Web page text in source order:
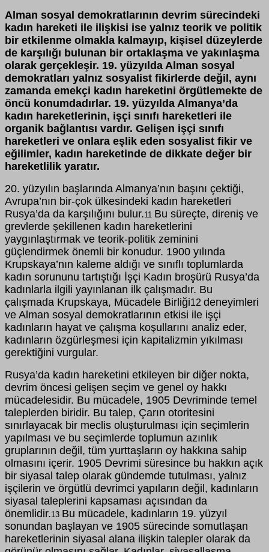
Alman sosyal demokratlarının devrim sürecindeki
kadın hareketi ile ilişkisi ise yalnız teorik ve politik
bir etkilenme olmakla kalmayıp, kişisel düzeylerde
de karşılığı bulunan bir ortaklaşma ve yakınlaşma
olarak gerçekleşir. 19. yüzyılda Alman sosyal
demokratları yalnız sosyalist fikirlerde değil, aynı
zamanda emekçi kadın hareketini örgütlemekte de
öncü konumdadırlar. 19. yüzyılda Almanya’da
kadın hareketlerinin, işçi sınıfı hareketleri ile
organik bağlantısı vardır. Gelişen işçi sınıfı
hareketleri ve onlara eşlik eden sosyalist fikir ve
eğilimler, kadın hareketinde de dikkate değer bir
hareketlilik yaratır.
20. yüzyılın başlarında Almanya’nın başını çektiği,
Avrupa’nın bir-çok ülkesindeki kadın hareketleri
Rusya’da da karşılığını bulur.11 Bu süreçte, direniş ve
grevlerde şekillenen kadın hareketlerini
yaygınlaştırmak ve teorik-politik zeminini
güçlendirmek önemli bir konudur. 1900 yılında
Krupskaya’nın kaleme aldığı ve sınıflı toplumlarda
kadın sorununu tartıştığı İşçi Kadın broşürü Rusya’da
kadınlarla ilgili yayınlanan ilk çalışmadır. Bu
çalışmada Krupskaya, Mücadele Birliği12 deneyimleri
ve Alman sosyal demokratlarının etkisi ile işçi
kadınların hayat ve çalışma koşullarını analiz eder,
kadınların özgürleşmesi için kapitalizmin yıkılması
gerektiğini vurgular.
Rusya’da kadın hareketini etkileyen bir diğer nokta,
devrim öncesi gelişen seçim ve genel oy hakkı
mücadelesidir. Bu mücadele, 1905 Devriminde temel
taleplerden biridir. Bu talep, Çarın otoritesini
sınırlayacak bir meclis oluşturulması için seçimlerin
yapılması ve bu seçimlerde toplumun azınlık
gruplarının değil, tüm yurttaşların oy hakkına sahip
olmasını içerir. 1905 Devrimi süresince bu hakkın açık
bir siyasal talep olarak gündemde tutulması, yalnız
işçilerin ve örgütlü devrimci yapıların değil, kadınların
siyasal taleplerini kapsaması açısından da
önemlidir.13 Bu mücadele, kadınların 19. yüzyıl
sonundan başlayan ve 1905 sürecinde somutlaşan
hareketlerinin siyasal alana ilişkin talepler olarak da